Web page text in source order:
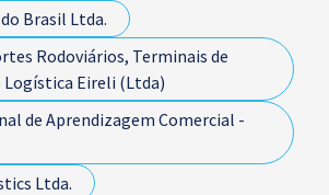
Brasil Ltda.
Rodoviários, Terminais de
Logística Eireli (Ltda)
de Aprendizagem Comercial -
Ltda.